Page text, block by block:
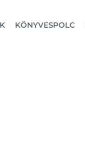
KÖNYVESPOLC